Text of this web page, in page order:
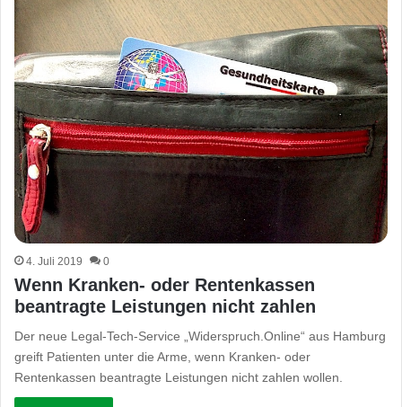
4. Juli 2019 0
Wenn Kranken- oder Rentenkassen
beantragte Leistungen nicht zahlen
Der neue Legal-Tech-Service „Widerspruch.Online“ aus Hamburg
greift Patienten unter die Arme, wenn Kranken- oder
Rentenkassen beantragte Leistungen nicht zahlen wollen.